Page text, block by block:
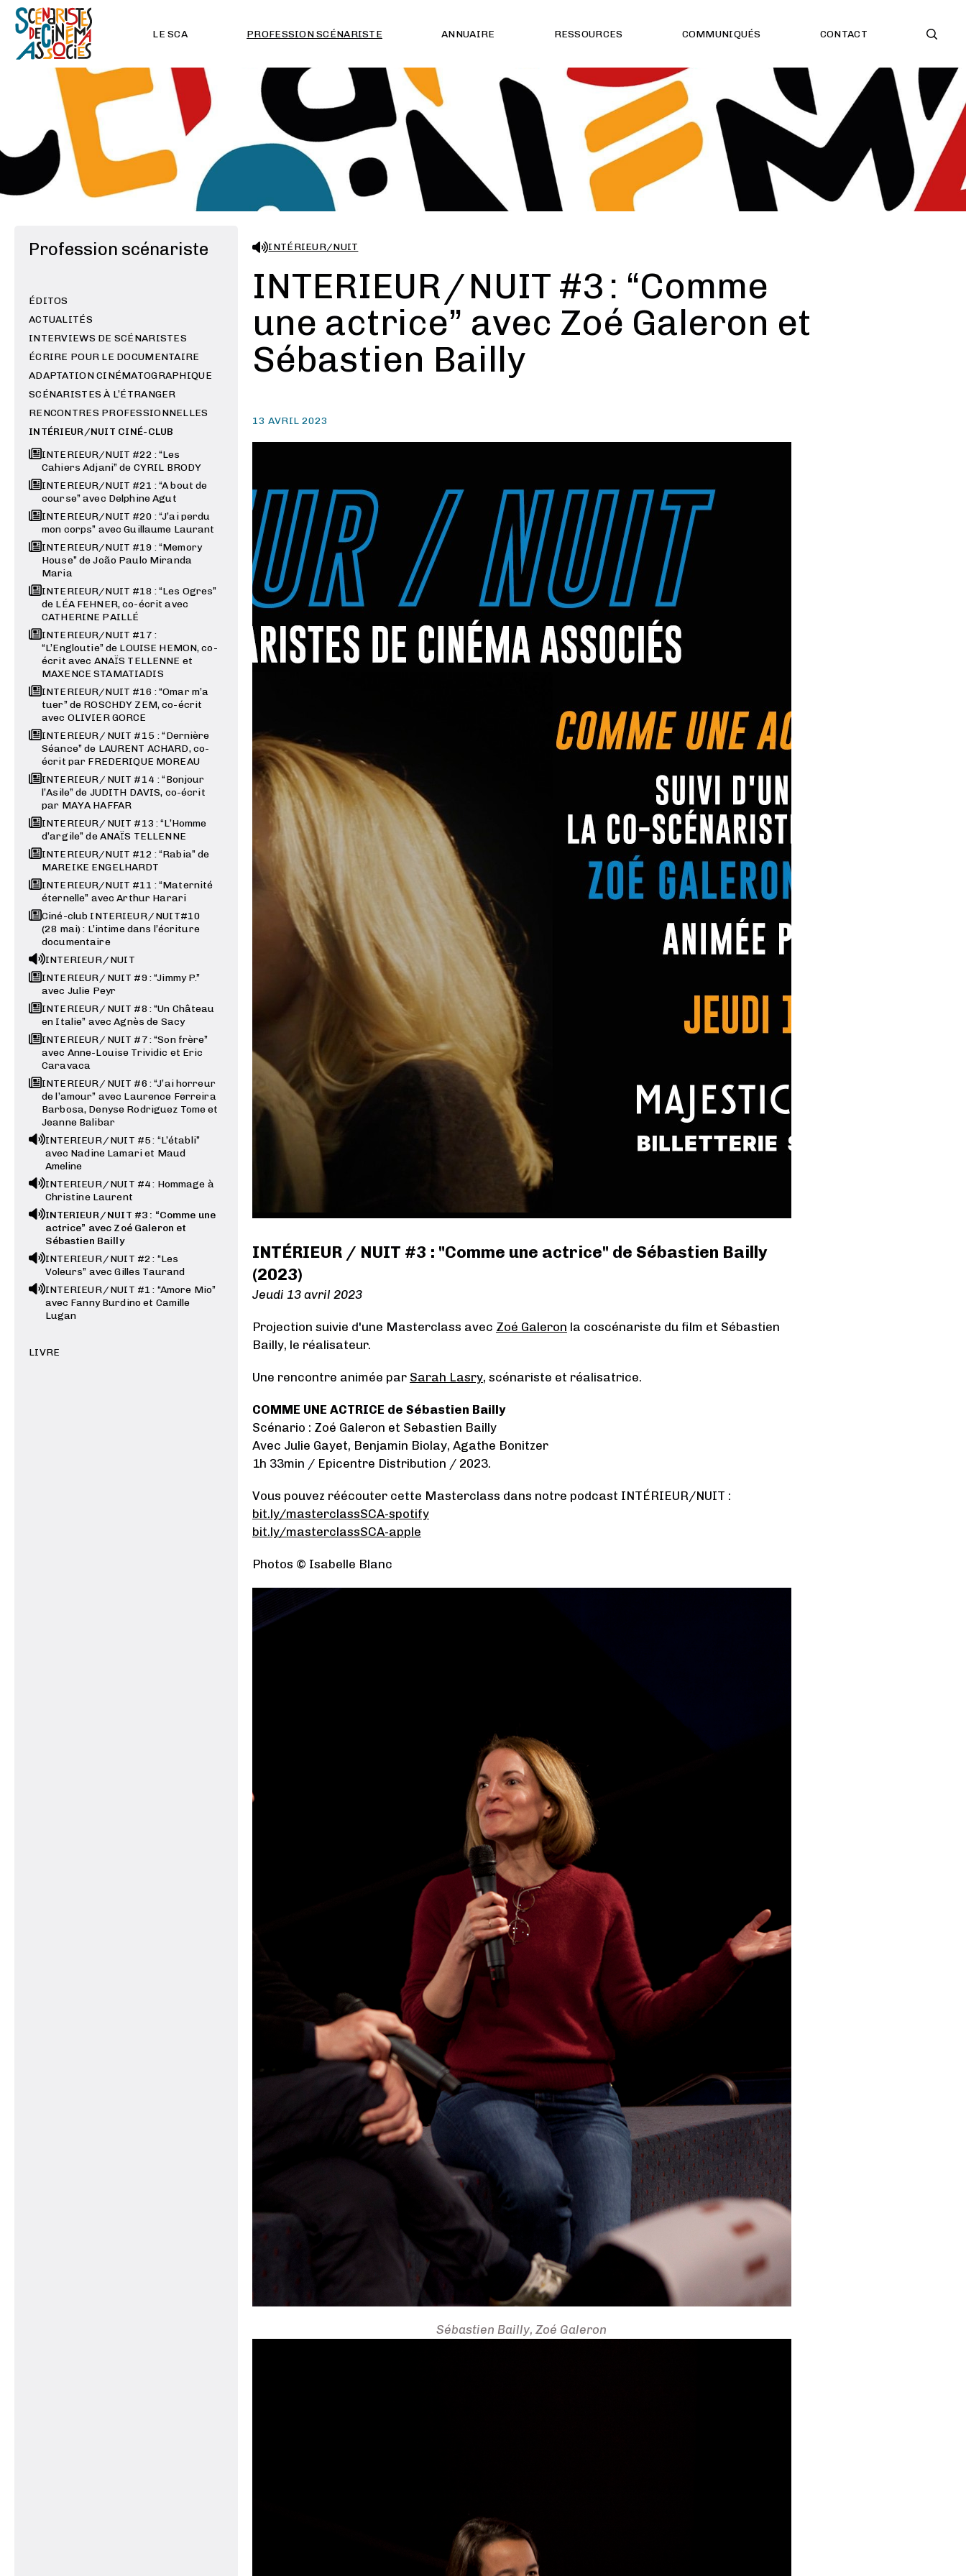
LE SCA PROFESSION SCÉNARISTE ANNUAIRE RESSOURCES COMMUNIQUÉS CONTACT
Profession scénariste
ÉDITOS
ACTUALITÉS
INTERVIEWS DE SCÉNARISTES
ÉCRIRE POUR LE DOCUMENTAIRE
ADAPTATION CINÉMATOGRAPHIQUE
SCÉNARISTES À L’ÉTRANGER
RENCONTRES PROFESSIONNELLES
INTÉRIEUR/NUIT CINÉ-CLUB
INTERIEUR/NUIT #22 : “Les
Cahiers Adjani” de CYRIL BRODY
INTERIEUR/NUIT #21 : “A bout de
course” avec Delphine Agut
INTERIEUR/NUIT #20 : “J’ai perdu
mon corps” avec Guillaume Laurant
INTERIEUR/NUIT #19 : “Memory
House” de João Paulo Miranda
Maria
INTERIEUR/NUIT #18 : “Les Ogres”
de LÉA FEHNER, co-écrit avec
CATHERINE PAILLÉ
INTERIEUR/NUIT #17 :
“L’Engloutie” de LOUISE HEMON, co-
écrit avec ANAÏS TELLENNE et
MAXENCE STAMATIADIS
INTERIEUR/NUIT #16 : “Omar m’a
tuer” de ROSCHDY ZEM, co-écrit
avec OLIVIER GORCE
INTERIEUR / NUIT #15 : “Dernière
Séance” de LAURENT ACHARD, co-
écrit par FREDERIQUE MOREAU
INTERIEUR / NUIT #14 : “Bonjour
l’Asile” de JUDITH DAVIS, co-écrit
par MAYA HAFFAR
INTERIEUR / NUIT #13 : “L’Homme
d’argile” de ANAÏS TELLENNE
INTERIEUR/NUIT #12 : “Rabia” de
MAREIKE ENGELHARDT
INTERIEUR/NUIT #11 : “Maternité
éternelle” avec Arthur Harari
Ciné-club INTERIEUR / NUIT#10
(28 mai) : L’intime dans l’écriture
documentaire
INTERIEUR / NUIT
INTERIEUR / NUIT #9 : “Jimmy P.”
avec Julie Peyr
INTERIEUR / NUIT #8 : “Un Château
en Italie” avec Agnès de Sacy
INTERIEUR / NUIT #7 : “Son frère”
avec Anne-Louise Trividic et Eric
Caravaca
INTERIEUR / NUIT #6 : “J’ai horreur
de l’amour” avec Laurence Ferreira
Barbosa, Denyse Rodriguez Tome et
Jeanne Balibar
INTERIEUR / NUIT #5 : “L’établi”
avec Nadine Lamari et Maud
Ameline
INTERIEUR / NUIT #4 : Hommage à
Christine Laurent
INTERIEUR / NUIT #3 : “Comme une
actrice” avec Zoé Galeron et
Sébastien Bailly
INTERIEUR / NUIT #2 : “Les
Voleurs” avec Gilles Taurand
INTERIEUR / NUIT #1 : “Amore Mio”
avec Fanny Burdino et Camille
Lugan
LIVRE
INTÉRIEUR/NUIT
INTERIEUR / NUIT #3 : “Comme
une actrice” avec Zoé Galeron et
Sébastien Bailly
13 AVRIL 2023
INTÉRIEUR / NUIT #3 : "Comme une actrice" de Sébastien Bailly
(2023)
Jeudi 13 avril 2023
Projection suivie d'une Masterclass avec Zoé Galeron la coscénariste du film et Sébastien
Bailly, le réalisateur.
Une rencontre animée par Sarah Lasry, scénariste et réalisatrice.
COMME UNE ACTRICE de Sébastien Bailly
Scénario : Zoé Galeron et Sebastien Bailly
Avec Julie Gayet, Benjamin Biolay, Agathe Bonitzer
1h 33min / Epicentre Distribution / 2023.
Vous pouvez réécouter cette Masterclass dans notre podcast INTÉRIEUR/NUIT :
bit.ly/masterclassSCA-spotify
bit.ly/masterclassSCA-apple
Photos © Isabelle Blanc
Sébastien Bailly, Zoé Galeron